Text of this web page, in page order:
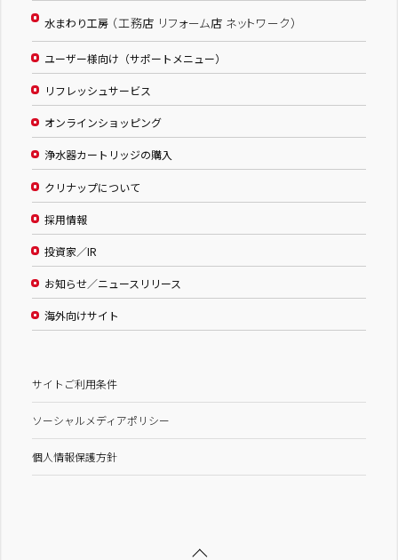
水まわり工房 （工務店 リフォーム店 ネットワーク）
ユーザー様向け（サポートメニュー）
リフレッシュサービス
オンラインショッピング
浄水器カートリッジの購入
クリナップについて
採用情報
投資家／IR
お知らせ／ニュースリリース
海外向けサイト
サイトご利用条件
ソーシャルメディアポリシー
個人情報保護方針